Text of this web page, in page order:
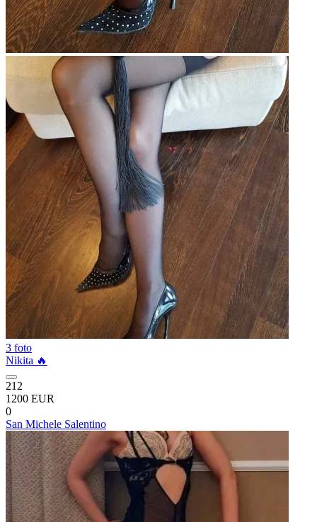
3 foto
Nikita 🔥
212
1200 EUR
0
San Michele Salentino